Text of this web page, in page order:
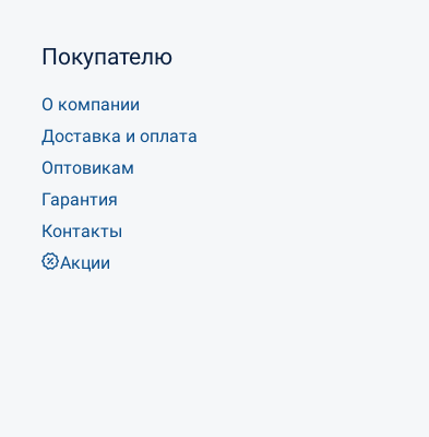
Покупателю
О компании
Доставка и оплата
Оптовикам
Гарантия
Контакты
Акции